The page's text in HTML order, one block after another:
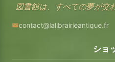
図書館は、すべての夢が交
contact@lalibrairieantique.fr
ショ